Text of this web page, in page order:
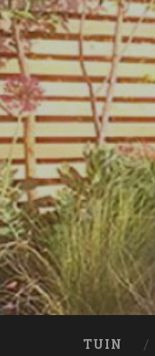
Naar
de
inhoud
springen
Zoeken
TUIN